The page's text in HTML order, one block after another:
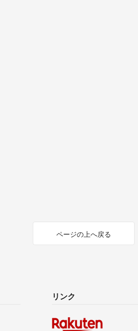
ページの上へ戻る
リンク